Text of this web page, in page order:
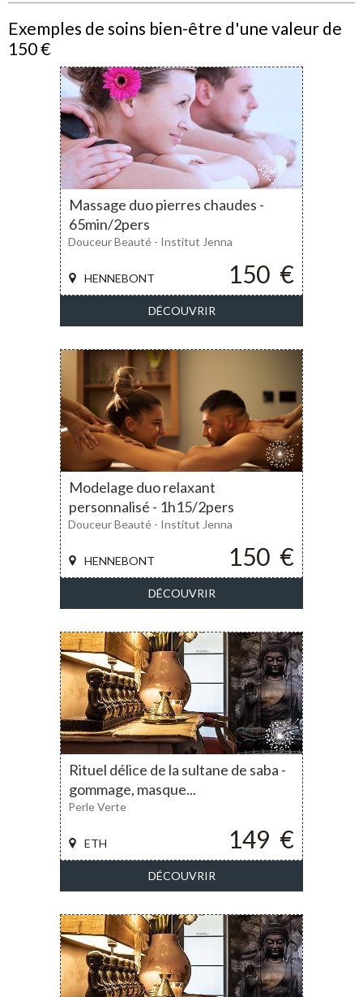
Exemples de soins bien-être d'une valeur de
150 €
Massage duo pierres chaudes -
65min/2pers
150 €
HENNEBONT
Douceur Beauté - Institut Jenna
DÉCOUVRIR
Modelage duo relaxant
personnalisé - 1h15/2pers
150 €
HENNEBONT
Douceur Beauté - Institut Jenna
DÉCOUVRIR
Rituel délice de la sultane de saba -
gommage, masque...
149 €
ETH
Perle Verte
DÉCOUVRIR